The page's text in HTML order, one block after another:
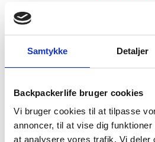
Samtykke Detaljer
Backpackerlife bruger cookies
Vi bruger cookies til at tilpasse
annoncer, til at vise dig
at analysere vores trafik. Vi deler